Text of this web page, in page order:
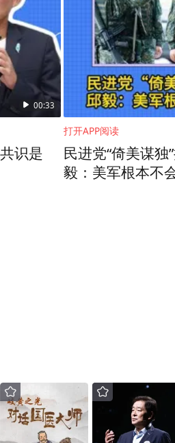
00:33
识是
打开APP阅读
民进党“倚美谋
毅：美军根本不